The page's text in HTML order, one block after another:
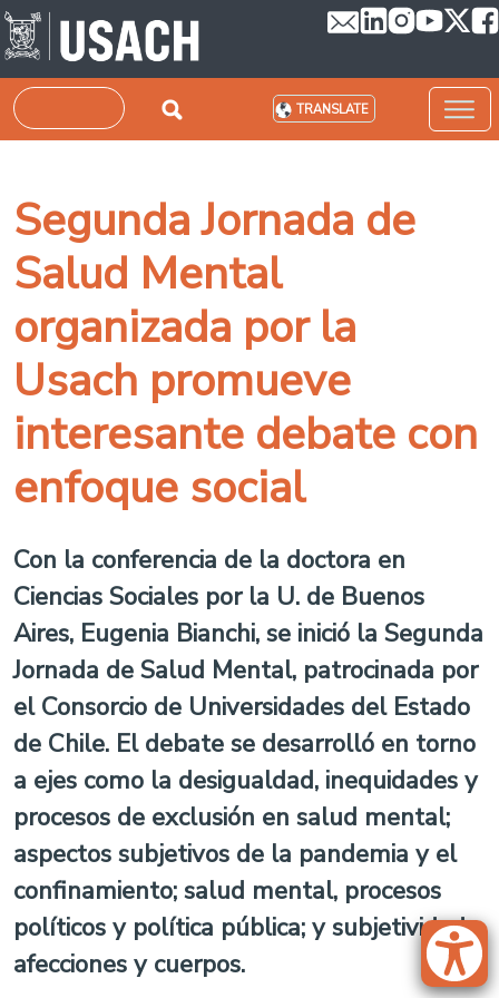
Skip to main content
Search TRANSLATE
Segunda Jornada de
Salud Mental
organizada por la
Usach promueve
interesante debate con
enfoque social
Con la conferencia de la doctora en
Ciencias Sociales por la U. de Buenos
Aires, Eugenia Bianchi, se inició la Segunda
Jornada de Salud Mental, patrocinada por
el Consorcio de Universidades del Estado
de Chile. El debate se desarrolló en torno
a ejes como la desigualdad, inequidades y
procesos de exclusión en salud mental;
aspectos subjetivos de la pandemia y el
confinamiento; salud mental, procesos
políticos y política pública; y subjetividad,
afecciones y cuerpos.